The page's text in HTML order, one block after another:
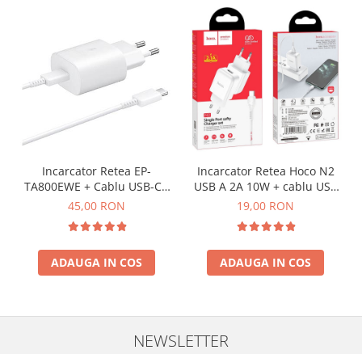
PowerBank
Selfie Stick / Tripod
Stick-uri USB
SUPORT AUTO
Ecrane COMPATIBILE pentru
HUAWEI COMPATIBILE
HUAWEI SERVICE PACK
ACUMULATORI
Acumulatori Pentru Motorola
ACUMULATORI MOTOROLA
ACUMULATORI MOTOROLA SERVICE
Incarcator Retea EP-
TA800EWE + Cablu USB-C -
USB-C SAMSUNG 25W
45,00 RON
ADAUGA IN COS
Incarcator Retea Hoco N2
USB A 2A 10W + cablu USB
A la USB C - ALB
19,00 RON
ADAUGA IN COS
NEWSLETTER